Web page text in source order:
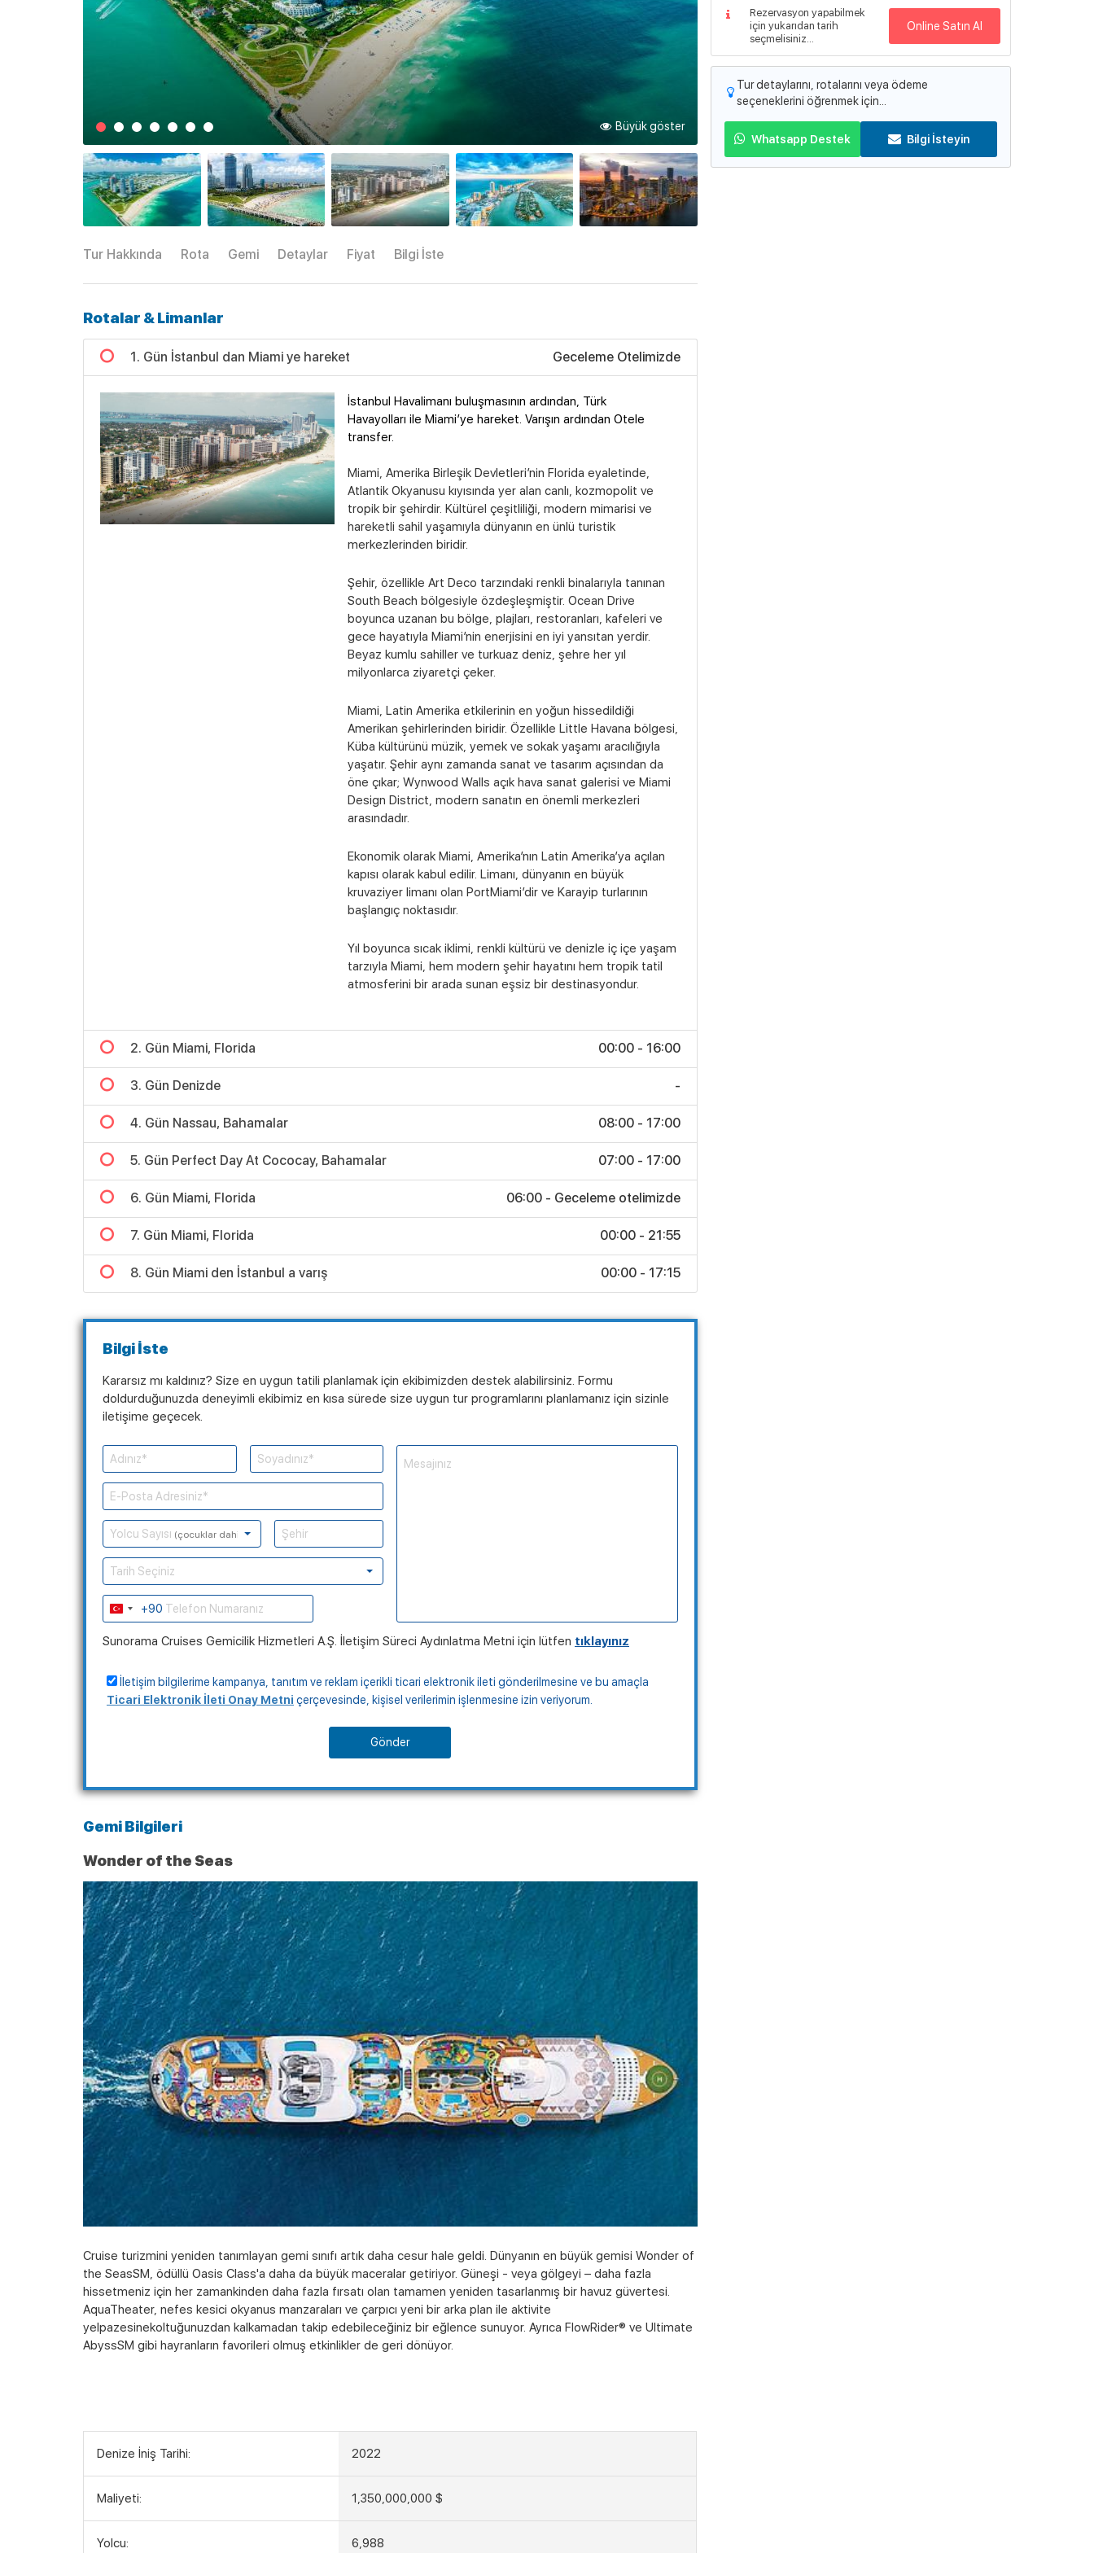
Büyük göster
Tur Hakkında Rota Gemi Detaylar Fiyat Bilgi İste
Rotalar & Limanlar
1. Gün İstanbul dan Miami ye hareket Geceleme Otelimizde
İstanbul Havalimanı buluşmasının ardından, Türk
Havayolları ile Miami’ye hareket. Varışın ardından Otele
transfer.
Miami, Amerika Birleşik Devletleri’nin Florida eyaletinde,
Atlantik Okyanusu kıyısında yer alan canlı, kozmopolit ve
tropik bir şehirdir. Kültürel çeşitliliği, modern mimarisi ve
hareketli sahil yaşamıyla dünyanın en ünlü turistik
merkezlerinden biridir.
Şehir, özellikle Art Deco tarzındaki renkli binalarıyla tanınan
South Beach bölgesiyle özdeşleşmiştir. Ocean Drive
boyunca uzanan bu bölge, plajları, restoranları, kafeleri ve
gece hayatıyla Miami’nin enerjisini en iyi yansıtan yerdir.
Beyaz kumlu sahiller ve turkuaz deniz, şehre her yıl
milyonlarca ziyaretçi çeker.
Miami, Latin Amerika etkilerinin en yoğun hissedildiği
Amerikan şehirlerinden biridir. Özellikle Little Havana bölgesi,
Küba kültürünü müzik, yemek ve sokak yaşamı aracılığıyla
yaşatır. Şehir aynı zamanda sanat ve tasarım açısından da
öne çıkar; Wynwood Walls açık hava sanat galerisi ve Miami
Design District, modern sanatın en önemli merkezleri
arasındadır.
Ekonomik olarak Miami, Amerika’nın Latin Amerika’ya açılan
kapısı olarak kabul edilir. Limanı, dünyanın en büyük
kruvaziyer limanı olan PortMiami’dir ve Karayip turlarının
başlangıç noktasıdır.
Yıl boyunca sıcak iklimi, renkli kültürü ve denizle iç içe yaşam
tarzıyla Miami, hem modern şehir hayatını hem tropik tatil
atmosferini bir arada sunan eşsiz bir destinasyondur.
2. Gün Miami, Florida 00:00 - 16:00
3. Gün Denizde -
4. Gün Nassau, Bahamalar 08:00 - 17:00
5. Gün Perfect Day At Cococay, Bahamalar 07:00 - 17:00
6. Gün Miami, Florida 06:00 - Geceleme otelimizde
7. Gün Miami, Florida 00:00 - 21:55
8. Gün Miami den İstanbul a varış 00:00 - 17:15
Bilgi İste
Kararsız mı kaldınız? Size en uygun tatili planlamak için ekibimizden destek alabilirsiniz. Formu
doldurduğunuzda deneyimli ekibimiz en kısa sürede size uygun tur programlarını planlamanız için sizinle
iletişime geçecek.
Yolcu Sayısı (çocuklar dahil)
Tarih Seçiniz
Turkey+90
Sunorama Cruises Gemicilik Hizmetleri A.Ş. İletişim Süreci Aydınlatma Metni için lütfen tıklayınız
İletişim bilgilerime kampanya, tanıtım ve reklam içerikli ticari elektronik ileti gönderilmesine ve bu amaçla
Ticari Elektronik İleti Onay Metni çerçevesinde, kişisel verilerimin işlenmesine izin veriyorum.
Gönder
Gemi Bilgileri
Wonder of the Seas
Cruise turizmini yeniden tanımlayan gemi sınıfı artık daha cesur hale geldi. Dünyanın en büyük gemisi Wonder of
the SeasSM, ödüllü Oasis Class'a daha da büyük maceralar getiriyor. Güneşi - veya gölgeyi – daha fazla
hissetmeniz için her zamankinden daha fazla fırsatı olan tamamen yeniden tasarlanmış bir havuz güvertesi.
AquaTheater, nefes kesici okyanus manzaraları ve çarpıcı yeni bir arka plan ile aktivite
yelpazesinekoltuğunuzdan kalkamadan takip edebileceğiniz bir eğlence sunuyor. Ayrıca FlowRider® ve Ultimate
AbyssSM gibi hayranların favorileri olmuş etkinlikler de geri dönüyor.
Denize İniş Tarihi: 2022
Maliyeti: 1,350,000,000 $
Yolcu: 6,988
Rezervasyon yapabilmek
için yukarıdan tarih
seçmelisiniz...
Online Satın Al
Tur detaylarını, rotalarını veya ödeme
seçeneklerini öğrenmek için...
Whatsapp Destek Bilgi İsteyin